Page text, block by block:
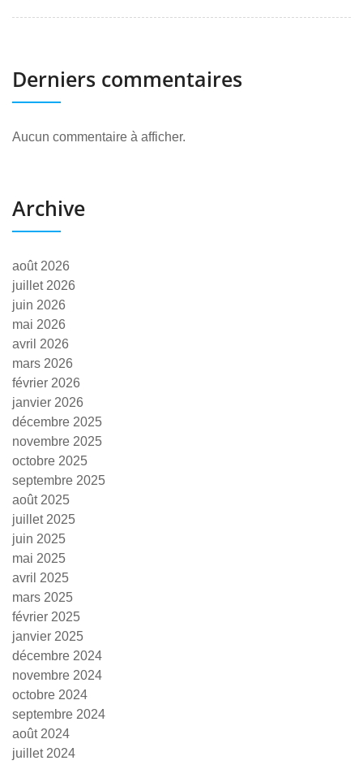
Derniers commentaires
Aucun commentaire à afficher.
Archive
août 2026
juillet 2026
juin 2026
mai 2026
avril 2026
mars 2026
février 2026
janvier 2026
décembre 2025
novembre 2025
octobre 2025
septembre 2025
août 2025
juillet 2025
juin 2025
mai 2025
avril 2025
mars 2025
février 2025
janvier 2025
décembre 2024
novembre 2024
octobre 2024
septembre 2024
août 2024
juillet 2024